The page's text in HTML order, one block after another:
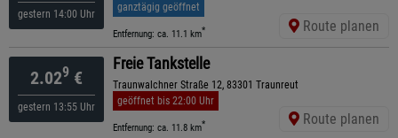
gestern 14:00 Uhr
ganztägig geöffnet
Entfernung: ca. 11.1 km* Route planen
2.029 €
gestern 13:55 Uhr
Freie Tankstelle
Traunwalchner Straße 12, 83301 Traunreut
geöffnet bis 22:00 Uhr
Entfernung: ca. 11.8 km* Route planen